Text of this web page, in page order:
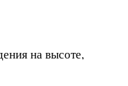
на высоте,